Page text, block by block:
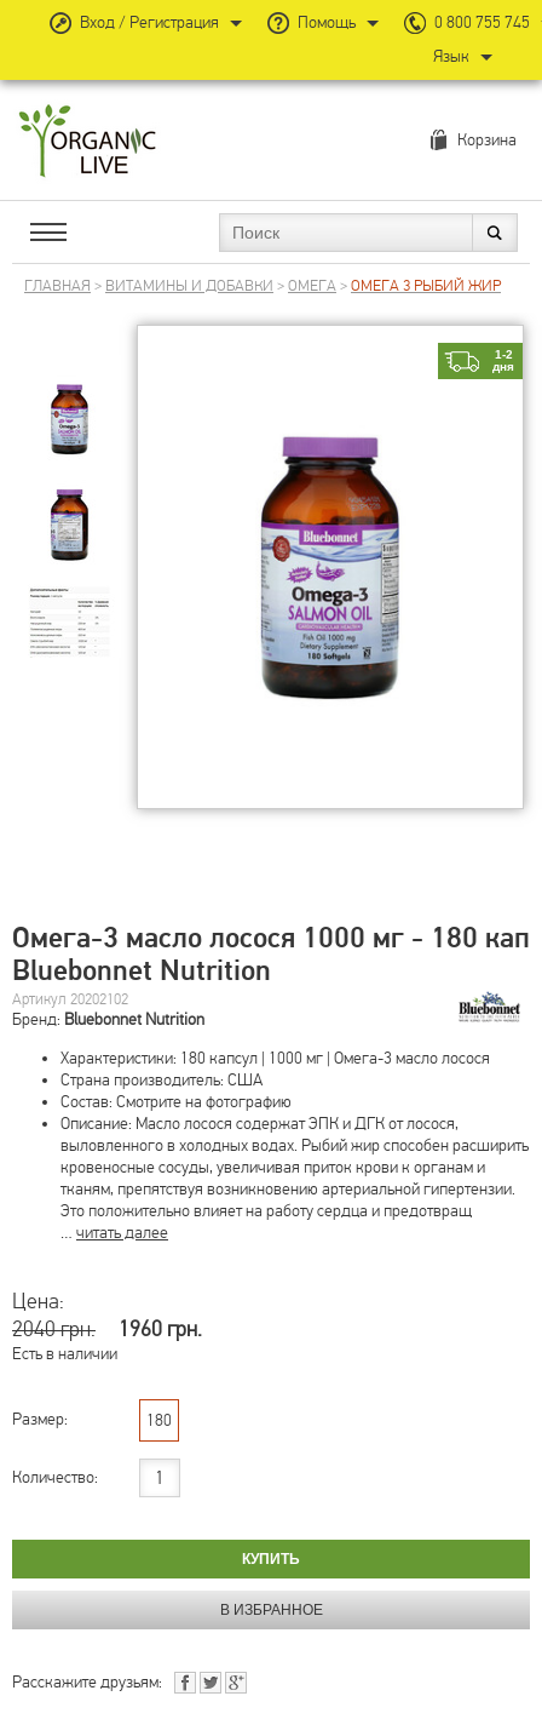
Корзина
ГЛАВНАЯ > ВИТАМИНЫ И ДОБАВКИ >ОМЕГА>ОМЕГА 3 РЫБИЙ ЖИР
1-2
дня
Омега-3 масло лосося 1000 мг - 180 кап
Bluebonnet Nutrition
Артикул 20202102
Бренд: Bluebonnet Nutrition
Характеристики: 180 капсул | 1000 мг | Омега-3 масло лосося
Страна производитель: США
Состав: Смотрите на фотографию
Описание: Масло лосося содержат ЭПК и ДГК от лосося,
выловленного в холодных водах. Рыбий жир способен расширить
кровеносные сосуды, увеличивая приток крови к органам и
тканям, препятствуя возникновению артериальной гипертензии.
Это положительно влияет на работу сердца и предотвращ
… читать далее
Цена:
2040 грн.
1960 грн.
Есть в наличии
Размер: 180
Количество:
Расскажите друзьям:
Вход / Регистрация Помощь
0 800 755 745
Язык